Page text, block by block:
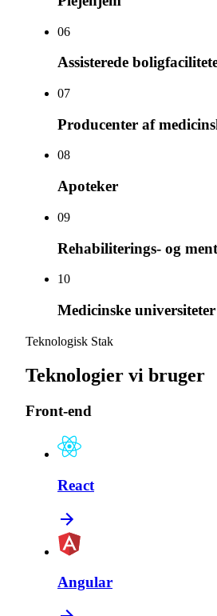
06
Assisterede
07
Producenter af
08
Apoteker
09
Rehabiliterings- og
10
Medicinske universiteter
Teknologisk Stak
Teknologier vi bruger
Front-end
React
Angular